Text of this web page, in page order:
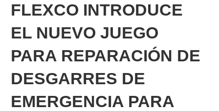
FLEXCO INTRODUCE
EL NUEVO JUEGO
PARA REPARACIÓN DE
DESGARRES DE
EMERGENCIA PARA